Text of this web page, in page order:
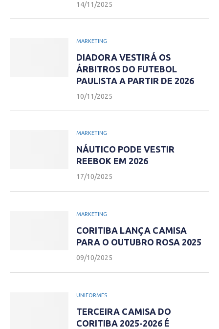
14/11/2025
MARKETING
DIADORA VESTIRÁ OS
ÁRBITROS DO FUTEBOL
PAULISTA A PARTIR DE 2026
10/11/2025
MARKETING
NÁUTICO PODE VESTIR
REEBOK EM 2026
17/10/2025
MARKETING
CORITIBA LANÇA CAMISA
PARA O OUTUBRO ROSA 2025
09/10/2025
UNIFORMES
TERCEIRA CAMISA DO
CORITIBA 2025-2026 É